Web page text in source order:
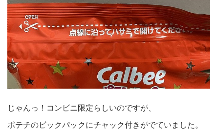
じゃんっ！コンビニ限定らしいのですが、
ポテチのビックパックにチャック付きがでていました。